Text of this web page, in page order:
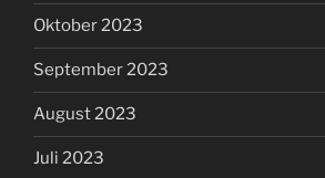
Oktober 2023
September 2023
August 2023
Juli 2023